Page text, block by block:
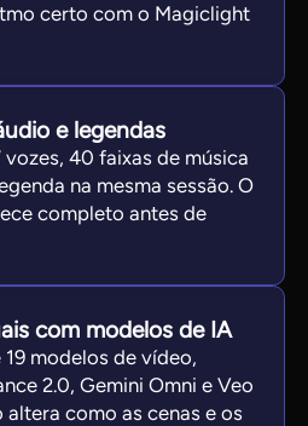
certo com o Magiclight
e legendas
vozes, 40 faixas de música
na mesma sessão. O
completo antes de
com modelos de IA
modelos de vídeo,
2.0, Gemini Omni e Veo
altera como as cenas e os